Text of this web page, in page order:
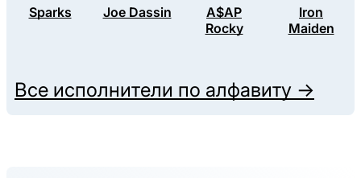
Sparks Joe Dassin
A$AP
Rocky
Iron
Maiden
Все исполнители по алфавиту →